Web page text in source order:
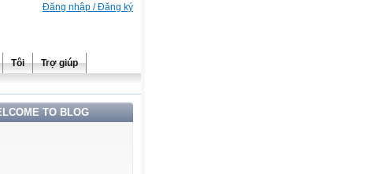
Đăng nhập / Đăng ký
Tôi
Trợ giúp
TO BLOG